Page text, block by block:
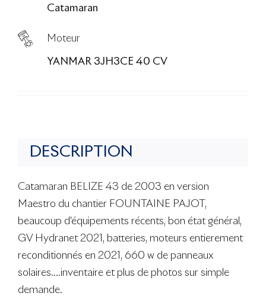
Catamaran
Moteur
YANMAR 3JH3CE 40 CV
DESCRIPTION
Catamaran BELIZE 43 de 2003 en version
Maestro du chantier FOUNTAINE PAJOT,
beaucoup d'équipements récents, bon état général,
GV Hydranet 2021, batteries, moteurs entierement
reconditionnés en 2021, 660 w de panneaux
solaires....inventaire et plus de photos sur simple
demande.